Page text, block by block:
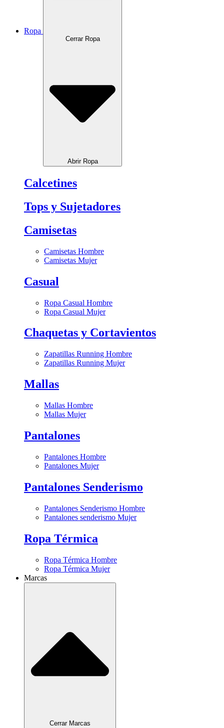
Ropa
Cerrar Ropa
Abrir Ropa
Calcetines
Tops y Sujetadores
Camisetas
Camisetas Hombre
Camisetas Mujer
Casual
Ropa Casual Hombre
Ropa Casual Mujer
Chaquetas y Cortavientos
Zapatillas Running Hombre
Zapatillas Running Mujer
Mallas
Mallas Hombre
Mallas Mujer
Pantalones
Pantalones Hombre
Pantalones Mujer
Pantalones Senderismo
Pantalones Senderismo Hombre
Pantalones senderismo Mujer
Ropa Térmica
Ropa Térmica Hombre
Ropa Térmica Mujer
Marcas
Cerrar Marcas